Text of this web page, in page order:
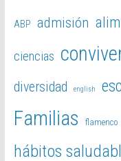
ABP admisión
ciencias
diversidad english
Familias flamenco
hábitos